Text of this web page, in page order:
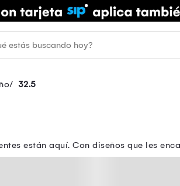
32.5
están aquí. Con diseños que les